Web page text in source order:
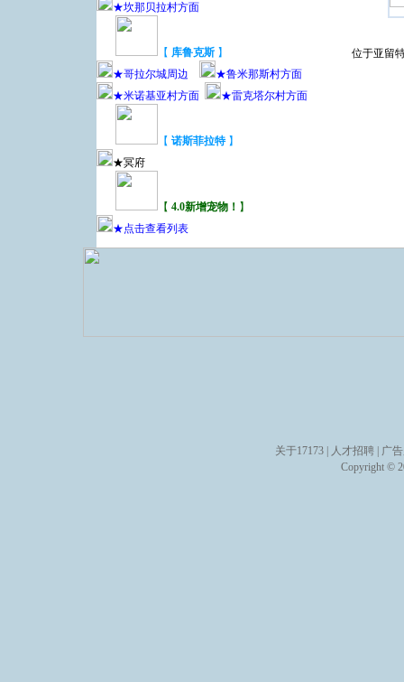
★坎那贝拉村方面
【 库鲁克斯 】
★哥拉尔城周边
★鲁米那斯村方面
★米诺基亚村方面
★雷克塔尔村方面
【 诺斯菲拉特 】
★冥府
【 4.0新增宠物！ 】
★点击查看列表
位于亚留
关于17173 人才招聘
广
Copyright ©